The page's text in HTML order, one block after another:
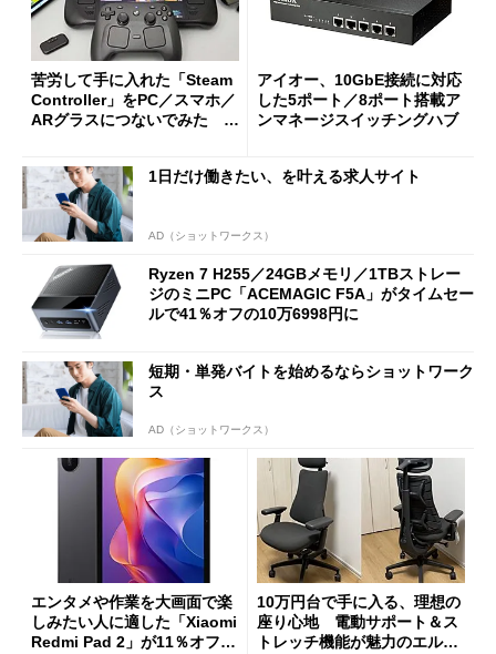
苦労して手に入れた「Steam
Controller」をPC／スマホ／
ARグラスにつないでみた ゲ
アイオー、10GbE接続に対応
した5ポート／8ポート搭載ア
ンマネージスイッチングハブ
1日だけ働きたい、を叶える求人サイト
AD（ショットワークス）
Ryzen 7 H255／24GBメモリ／1TBストレー
ジのミニPC「ACEMAGIC F5A」がタイムセー
ルで41％オフの10万6998円に
短期・単発バイトを始めるならショットワーク
ス
AD（ショットワークス）
エンタメや作業を大画面で楽
しみたい人に適した「Xiaomi
Redmi Pad 2」が11％オフの
10万円台で手に入る、理想の
座り心地 電動サポート＆ス
トレッチ機能が魅力のエルゴ